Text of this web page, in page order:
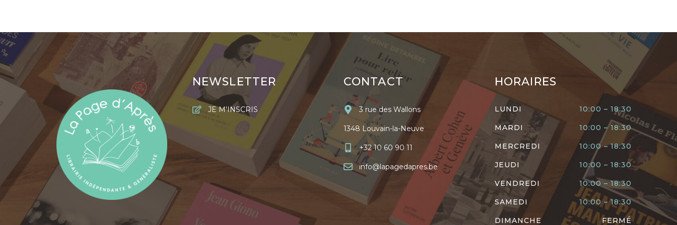
NEWSLETTER
JE M'INSCRIS
CONTACT
3 rue des Wallons
1348 Louvain-la-Neuve
+32 10 60 90 11
info@lapagedapres.be
HORAIRES
LUNDI
MARDI
MERCREDI
JEUDI
VENDREDI
SAMEDI
DIMANCHE
10:00 – 18:30
10:00 – 18:30
10:00 – 18:30
10:00 – 18:30
10:00 – 18:30
10:00 – 18:30
FERMÉ